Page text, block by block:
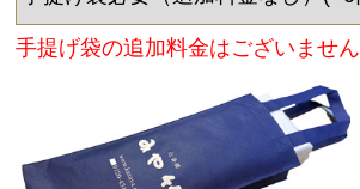
手提げ袋の追加料金はございません